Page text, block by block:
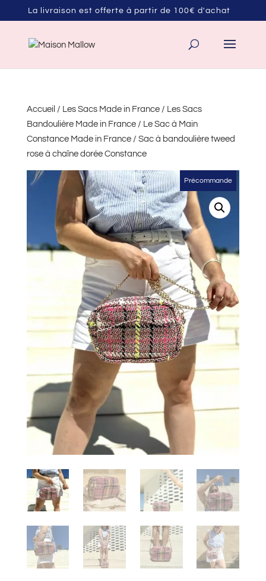
La livraison est offerte à partir de 100€ d'achat
Accueil / Les Sacs Made in France/ Les Sacs
Bandoulière Made in France/ Le Sac à Main
Constance Made in France/ Sac à bandoulière tweed
rose à chaîne dorée Constance
Précommande
Précommande